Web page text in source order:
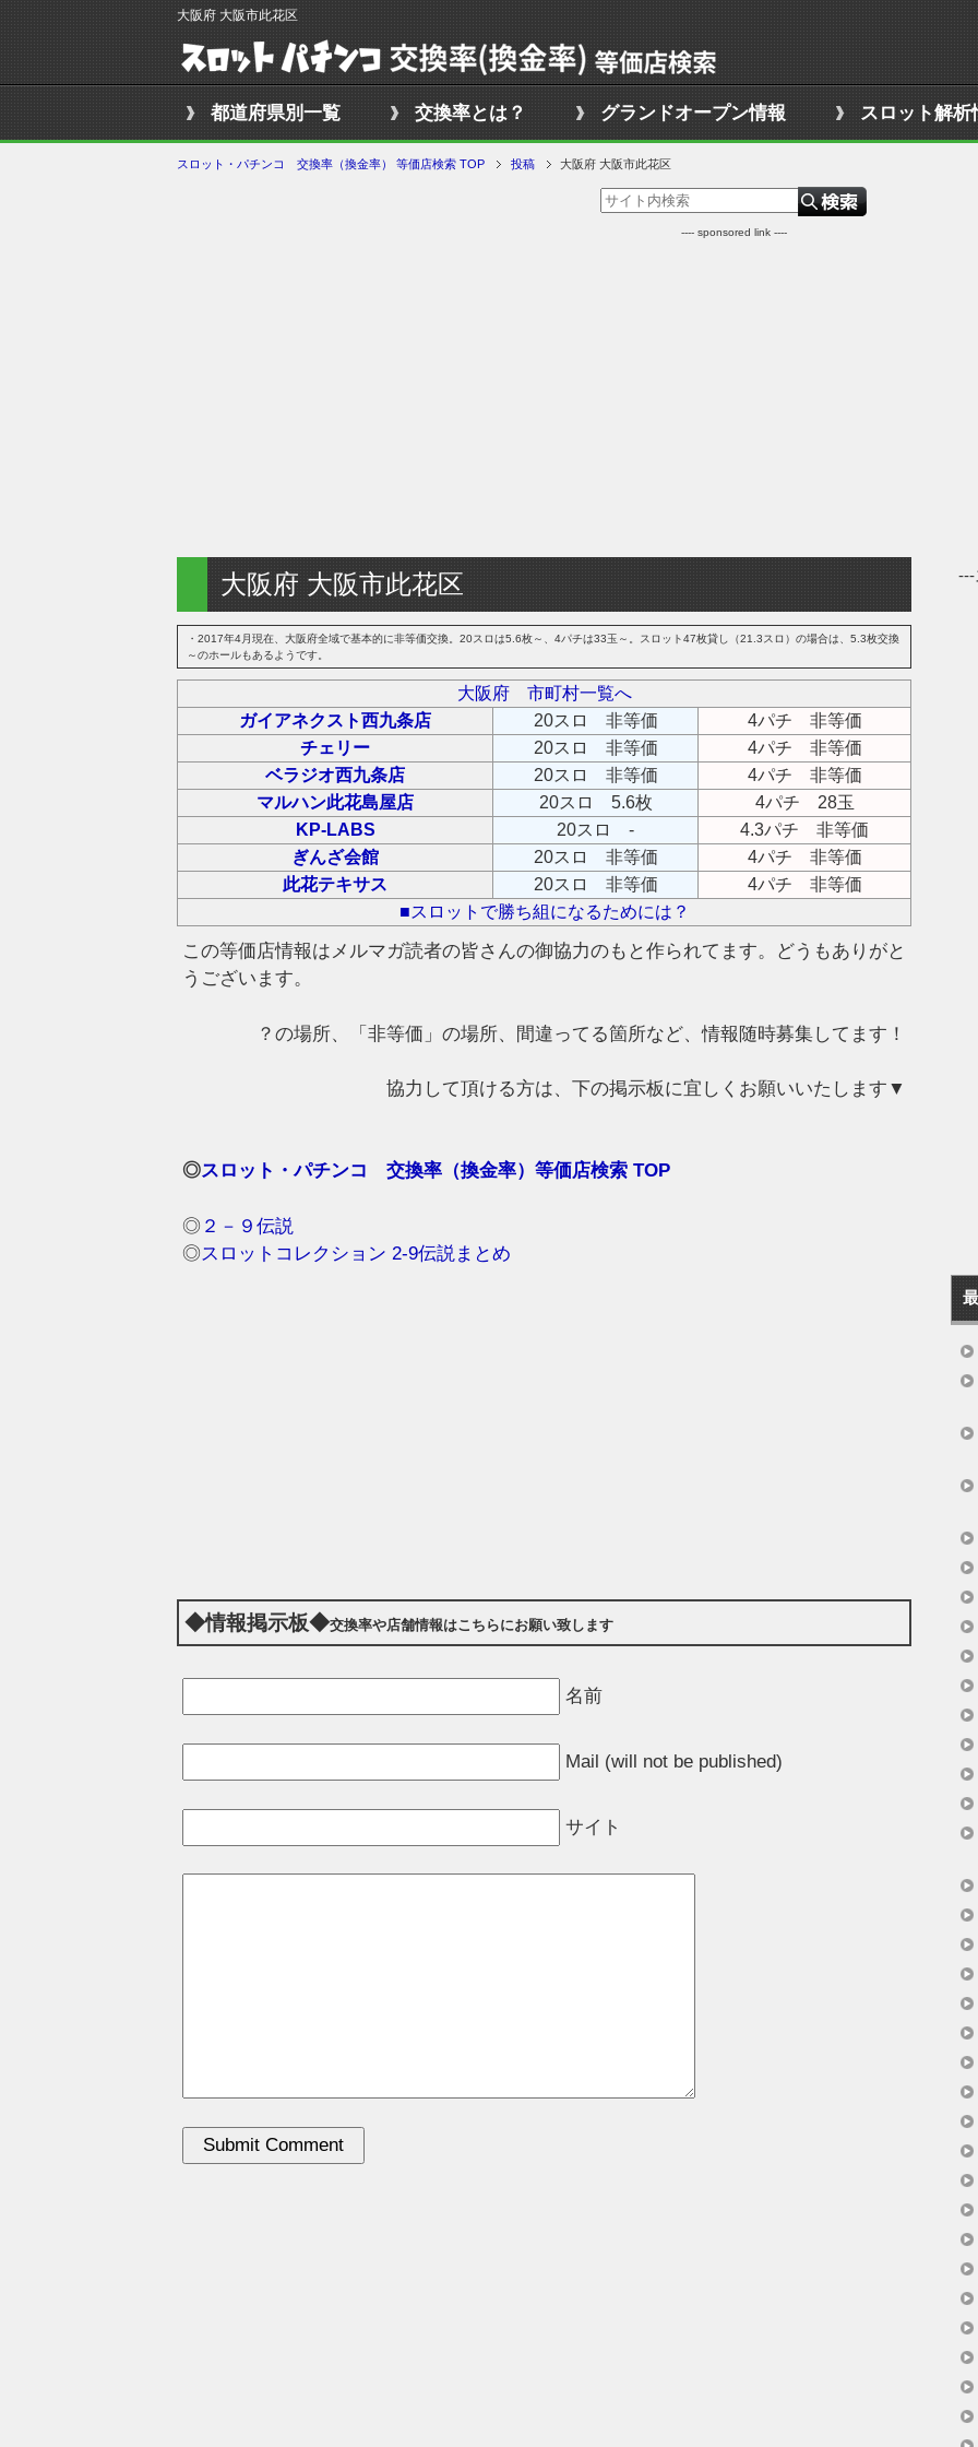
都道府県別一覧 交換率とは？ グランドオープン情報 スロット解析
スロット・パチンコ 交換率（換金率） 等価店検索 TOP 投稿 大阪府 大阪市此花区
---- sponsored link ----
大阪府 大阪市此花区
・2017年4月現在、大阪府全域で基本的に非等価交換。20スロは5.6枚～、4パチは33玉～。スロット47枚貸し（21.3スロ）の場合は、5.3枚交換
～のホールもあるようです。
大阪府 市町村一覧へ
ガイアネクスト西九条店
20スロ 非等価
4パチ 非等価
チェリー
20スロ 非等価
4パチ 非等価
ベラジオ西九条店
20スロ 非等価
4パチ 非等価
マルハン此花島屋店
20スロ 5.6枚
4パチ 28玉
KP-LABS
20スロ -
4.3パチ 非等価
ぎんざ会館
20スロ 非等価
4パチ 非等価
此花テキサス
20スロ 非等価
4パチ 非等価
■スロットで勝ち組になるためには？
この等価店情報はメルマガ読者の皆さんの御協力のもと作られてます。どうもありがと
うございます。
？の場所、「非等価」の場所、間違ってる箇所など、情報随時募集してます！
協力して頂ける方は、下の掲示板に宜しくお願いいたします▼
◎スロット・パチンコ 交換率（換金率）等価店検索 TOP
◎ ２－９伝説
◎スロットコレクション 2-9伝説まとめ
◆情報掲示板◆交換率や店舗情報はこちらにお願い致します
名前
Mail (will not be published)
サイト
---
大阪府 大阪市此花区